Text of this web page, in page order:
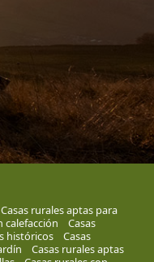
Casas rurales aptas para
calefacción
Casas
históricos
Casas
Casas rurales aptas